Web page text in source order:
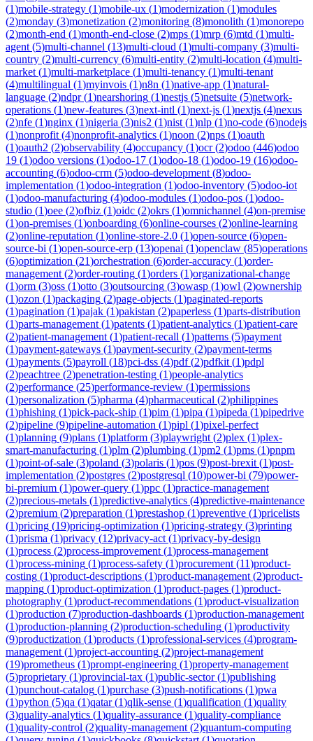
(1)mobile-strategy (1)mobile-ux (1)modernization (1)modules
(2)monday (3)monetization (2)monitoring (8)monolith (1)monorepo
(2)month-end (1)month-end-close (2)mps (1)mrp (6)mtd (1)multi-
agent (5)multi-channel (13)multi-cloud (1)multi-company (3)multi-
country (2)multi-currency (6)multi-entity (2)multi-location (4)multi-
market (1)multi-marketplace (1)multi-tenancy (1)multi-tenant
(4)multilingual (1)myinvois (1)n8n (1)native-app (1)natural-
language (2)ndpr(1)nearshoring (1)nestjs (5)netsuite (5)network-
operations (1)new-features (3)next-intl (1)next-js (1)nextjs (4)nexus
(2)nfe (1)nginx (1)nigeria (3)nis2 (1)nist (1)nlp (1)no-code (6)nodejs
(1)nonprofit (4)nonprofit-analytics (1)noon (2)nps (1)oauth
(1)oauth2 (2)observability (4)occupancy (1)ocr(2)odoo (446)odoo
19 (1)odoo versions (1)odoo-17 (1)odoo-18 (1)odoo-19 (16)odoo-
accounting (6)odoo-crm (5)odoo-development (8)odoo-
implementation (1)odoo-integration (1)odoo-inventory (5)odoo-iot
(1)odoo-manufacturing (4)odoo-modules (1)odoo-pos (1)odoo-
studio (1)oee (2)ofbiz (1)oidc (2)okrs (1)omnichannel (4)on-premise
(1)on-premises (1)onboarding (6)online-courses (2)online-learning
(2)online-reputation (1)online-store-2.0 (1)open-source (6)open-
source-bi (1)open-source-erp (13)openai (1)openclaw (85)operations
(6)optimization (21)orchestration (6)order-accuracy (1)order-
management (2)order-routing (1)orders (1)organizational-change
(1)orm (3)oss (1)otto (3)outsourcing (3)owasp (1)owl (2)ownership
(1)ozon (1)packaging (2)page-objects (1)paginated-reports
(1)pagination (1)pajak (1)pakistan (2)paperless (1)parts-distribution
(1)parts-management (1)patents (1)patient-analytics (1)patient-care
(2)patient-management (1)patient-recall (1)patterns (5)payment
(1)payment-gateways (1)payment-security (2)payment-terms
(1)payments (5)payroll (18)pci-dss (4)pdf(2)pdfkit (1)pdpl
(2)peachtree (2)penetration-testing (1)people-analytics
(2)performance (25)performance-review (1)permissions
(1)personalization (5)pharma (4)pharmaceutical (2)philippines
(1)phishing (1)pick-pack-ship (1)pim (1)pipa (1)pipeda (1)pipedrive
(2)pipeline (9)pipeline-automation (1)pipl (1)pixel-perfect
(1)planning (9)plans (1)platform (3)playwright (2)plex (1)plex-
smart-manufacturing (1)plm (2)plumbing (1)pm2 (1)pms (1)pnpm
(1)point-of-sale (3)poland (3)polaris (1)pos (9)post-brexit (1)post-
implementation (2)postgres (2)postgresql (10)power-bi (79)power-
bi-premium (1)power-query (1)ppc (1)practice-management
(2)precious-metals (1)predictive-analytics (4)predictive-maintenance
(2)premium (2)preparation (1)prestashop (1)preventive (1)pricelists
(1)pricing (19)pricing-optimization (1)pricing-strategy (3)printing
(1)prisma (1)privacy (12)privacy-act (1)privacy-by-design
(1)process (2)process-improvement (1)process-management
(1)process-mining (1)process-safety (1)procurement (11)product-
costing (1)product-descriptions (1)product-management (2)product-
mapping (1)product-optimization (1)product-pages (1)product-
photography (1)product-recommendations (1)product-visualization
(1)production (7)production-dashboards (1)production-management
(1)production-planning (2)production-scheduling (1)productivity
(9)productization (1)products (1)professional-services (4)program-
management (1)project-accounting (2)project-management
(19)prometheus (1)prompt-engineering (1)property-management
(5)proprietary (1)provincial-tax (1)public-sector(1)publishing
(1)punchout-catalog (1)purchase (3)push-notifications (1)pwa
(1)python (5)qa (1)qatar(1)qlik-sense (1)qualification (1)quality
(3)quality-analytics (1)quality-assurance (1)quality-compliance
(1)quality-control (2)quality-management (2)quantum-computing